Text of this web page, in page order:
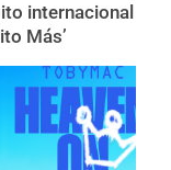
internacional
Más’